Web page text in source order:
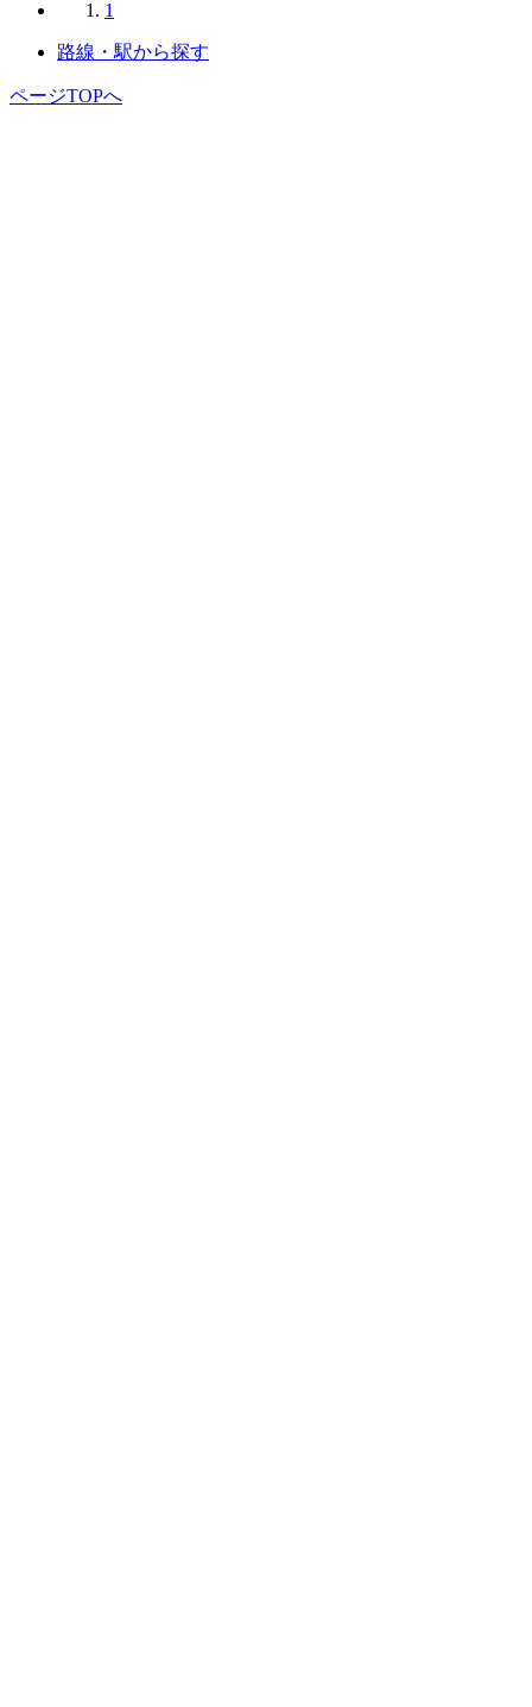
1
路線・駅から探す
ページTOPへ